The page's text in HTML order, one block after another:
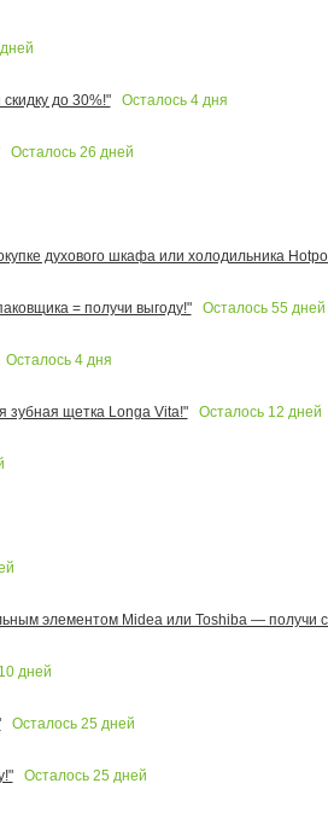
дней
до 30%!"
Осталось 4дня
Осталось 26 дней
духового шкафа или холодильника
= получи выгоду!"
Осталось 55 дней
Осталось 4дня
зубная щетка Longa Vita!"
Осталось 12 дней
элементом Midea или Toshiba — получи
10дней
Осталось 25 дней
Осталось 25 дней